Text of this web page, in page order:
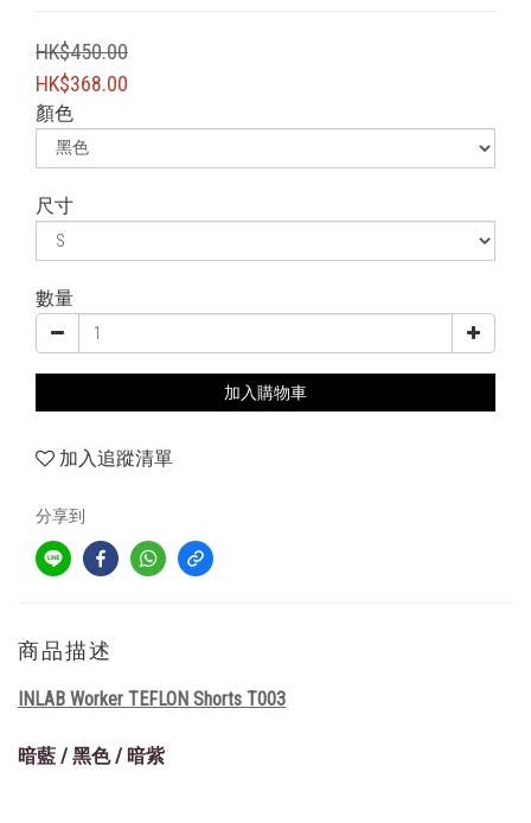
HK$450.00
HK$368.00
顏色
尺寸
數量
加入購物車
加入追蹤清單
分享到
商品描述
INLAB Worker TEFLON Shorts T003
暗藍 / 黑色 / 暗紫